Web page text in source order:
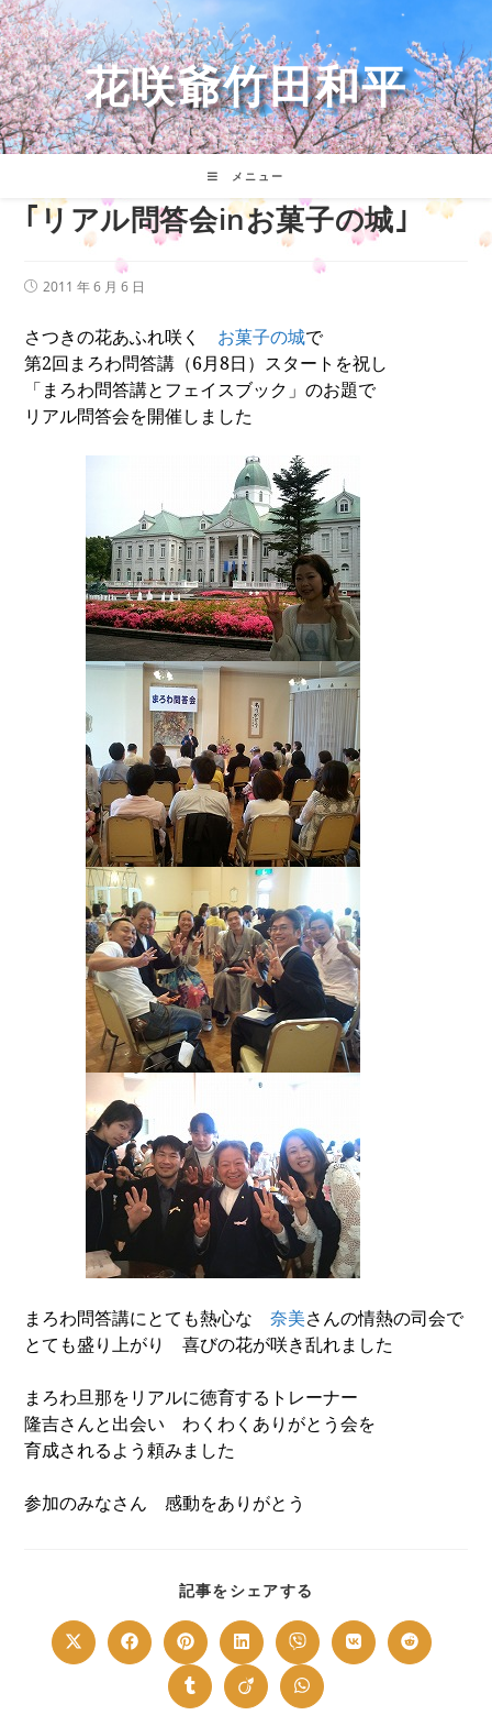
コ
ン
テ
ン
ツ
へ
ス
花咲爺竹田和平
メニュー
｢リアル問答会inお菓子の城｣
投
開
日:
2011 年 6 月 6 日
さつきの花あふれ咲く お菓子の城で
第2回まろわ問答講（6月8日）スタートを祝し
「まろわ問答講とフェイスブック」のお題で
リアル問答会を開催しました
まろわ問答講にとても熱心な奈美さんの情熱の司会で
とても盛り上がり 喜びの花が咲き乱れました
まろわ旦那をリアルに徳育するトレーナー
隆吉さんと出会い わくわくありがとう会を
育成されるよう頼みました
参加のみなさん 感動をありがとう
記事をシェアする
CONTENT
Opens
in
Opens
in
window
Opens
in
a
new
window
Opens
in
a
new
window
Opens
in
a
new
window
Opens
in
Opens
in
Opens
in
Opens
in
Opens
in